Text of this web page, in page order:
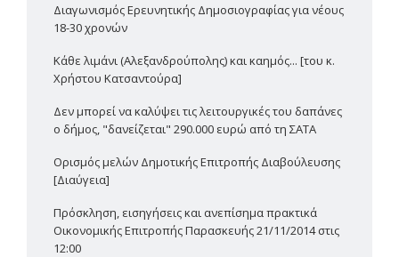
Διαγωνισμός Ερευνητικής Δημοσιογραφίας για νέους
18-30 χρονών
Κάθε λιμάνι (Αλεξανδρούπολης) και καημός... [του κ.
Χρήστου Κατσαντούρα]
Δεν μπορεί να καλύψει τις λειτουργικές του δαπάνες
ο δήμος, "δανείζεται" 290.000 ευρώ από τη ΣΑΤΑ
Ορισμός μελών Δημοτικής Επιτροπής Διαβούλευσης
[Διαύγεια]
Πρόσκληση, εισηγήσεις και ανεπίσημα πρακτικά
Οικονομικής Επιτροπής Παρασκευής 21/11/2014 στις
12:00